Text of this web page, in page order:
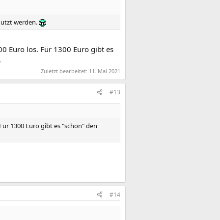
werden.
Euro los. Für 1300 Euro gibt es
Zuletzt bearbeitet: 11. Mai 2021
#13
1300 Euro gibt es "schon" den
#14